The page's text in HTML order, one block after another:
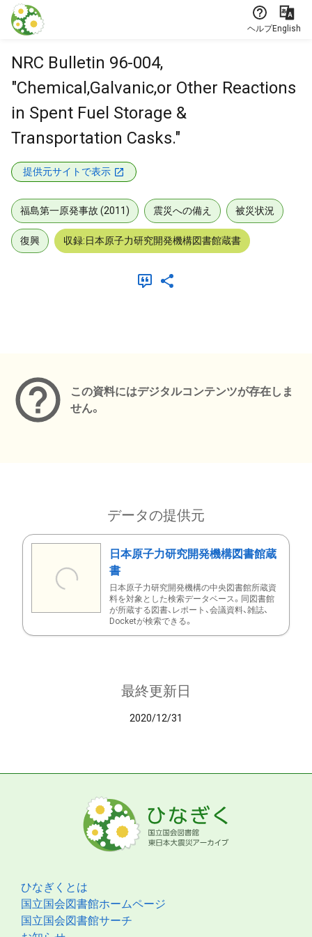
本文に飛ぶ
ヘルプEnglish
NRC Bulletin 96-004,
"Chemical,Galvanic,or Other Reactions
in Spent Fuel Storage &
Transportation Casks."
提供元サイトで表示
福島第一原発事故 (2011) 震災への備え 被災状況
復興 収録:日本原子力研究開発機構図書館蔵書
この資料にはデジタルコンテンツが存在しま
せん。
データの提供元
日本原子力研究開発機構図書館蔵
書
日本原子力研究開発機構の中央図書館所蔵資
料を対象とした検索データベース。同図書館
が所蔵する図書、レポート、会議資料、雑誌、
Docketが検索できる。
最終更新日
2020/12/31
ひなぎくとは
国立国会図書館ホームページ
国立国会図書館サーチ